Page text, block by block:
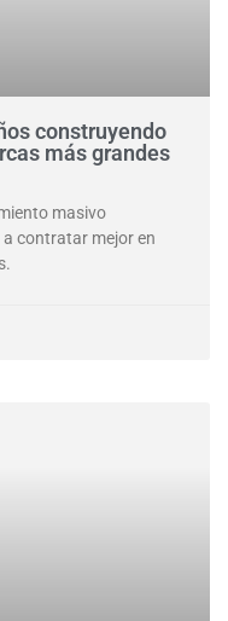
construyendo
más grandes
masivo
contratar mejor en